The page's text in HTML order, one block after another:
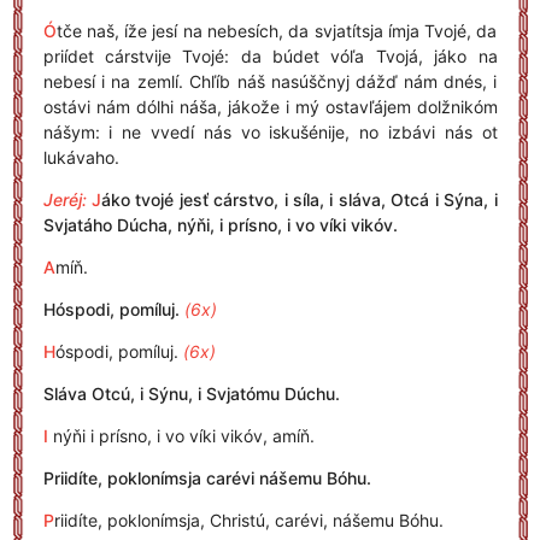
Ótče naš, íže jesí na nebesích, da svjatítsja ímja Tvojé, da
priídet cárstvije Tvojé: da búdet vóľa Tvojá, jáko na
nebesí i na zemlí. Chľíb náš nasúščnyj dážď nám dnés, i
ostávi nám dólhi náša, jákože i mý ostavľájem dolžnikóm
nášym: i ne vvedí nás vo iskušénije, no izbávi nás ot
lukávaho.
Jeréj: Jáko tvojé jesť cárstvo, i síla, i sláva, Otcá i Sýna, i
Svjatáho Dúcha, nýňi, i prísno, i vo víki vikóv.
Amíň.
Hóspodi, pomíluj. (6x)
Hóspodi, pomíluj. (6x)
Sláva Otcú, i Sýnu, i Svjatómu Dúchu.
I nýňi i prísno, i vo víki vikóv, amíň.
Priidíte, poklonímsja carévi nášemu Bóhu.
Priidíte, poklonímsja, Christú, carévi, nášemu Bóhu.